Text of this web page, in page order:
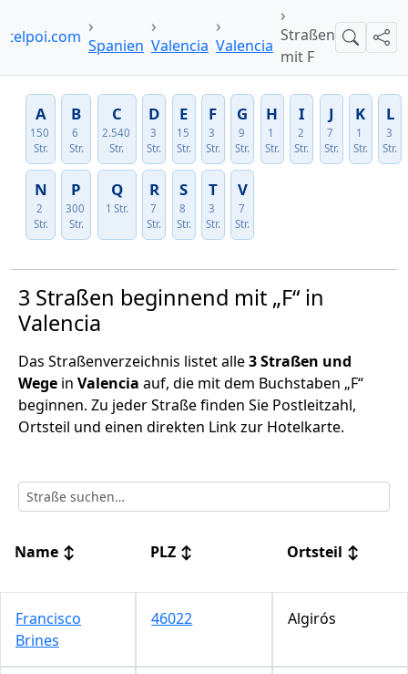
Spanien Valencia Valencia
Straßen
mit F
Suche
A
150
Str.
B
6
Str.
C
2.540
Str.
D
3
Str.
E
15
Str.
F
3
Str.
G
9
Str.
H
1
Str.
I
2
Str.
J
7
Str.
K
1
Str.
L
3
Str.
N
2
Str.
P
300
Str.
Q
1 Str.
R
7
Str.
S
8
Str.
T
3
Str.
V
7
Str.
3 Straßen beginnend mit „F“ in
Valencia
Das Straßenverzeichnis listet alle3 Straßen und
Wege in Valencia auf, die mit dem Buchstaben „F“
beginnen. Zu jeder Straße finden Sie Postleitzahl,
Ortsteil und einen direkten Link zur Hotelkarte.
Name ↕ PLZ ↕ Ortsteil ↕
Francisco
Brines
46022 Algirós